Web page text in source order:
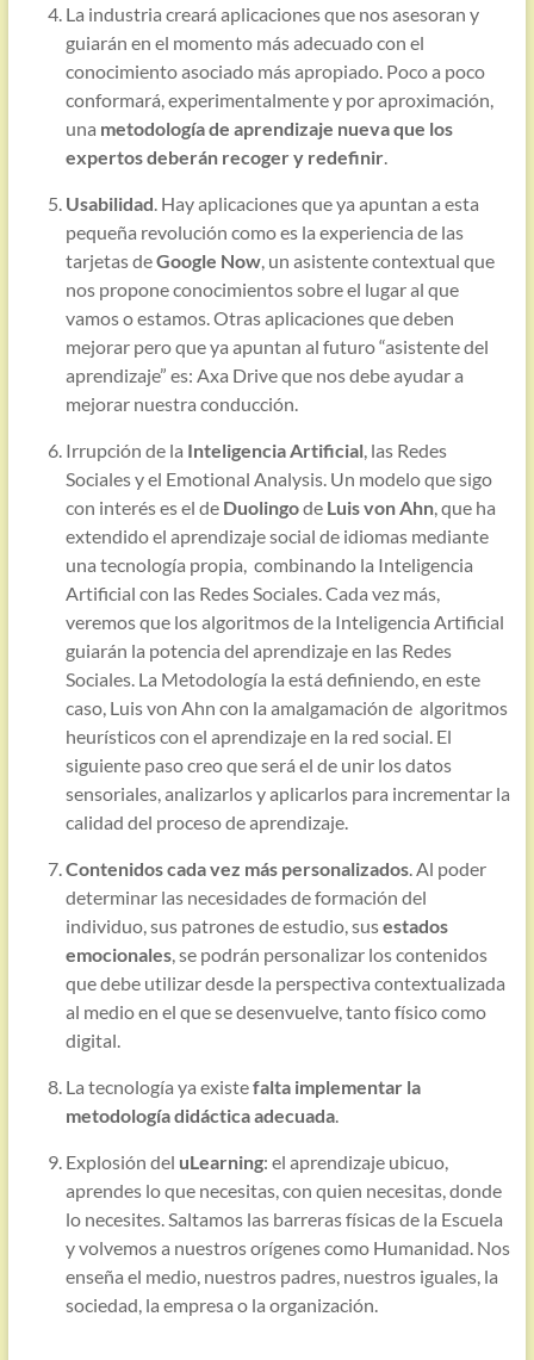
La industria creará aplicaciones que nos asesoran y
guiarán en el momento más adecuado con el
conocimiento asociado más apropiado. Poco a poco
conformará, experimentalmente y por aproximación,
una metodología de aprendizaje nueva que los
expertos deberán recoger y redefinir.
Usabilidad. Hay aplicaciones que ya apuntan a esta
pequeña revolución como es la experiencia de las
tarjetas deGoogle Now, un asistente contextual que
nos propone conocimientos sobre el lugar al que
vamos o estamos. Otras aplicaciones que deben
mejorar pero que ya apuntan al futuro “asistente del
aprendizaje” es: Axa Drive que nos debe ayudar a
mejorar nuestra conducción.
Irrupción de la Inteligencia Artificial, las Redes
Sociales y el Emotional Analysis. Un modelo que sigo
con interés es el de DuolingodeLuis von Ahn, que ha
extendido el aprendizaje social de idiomas mediante
una tecnología propia, combinando la Inteligencia
Artificial con las Redes Sociales. Cada vez más,
veremos que los algoritmos de la Inteligencia Artificial
guiarán la potencia del aprendizaje en las Redes
Sociales. La Metodología la está definiendo, en este
caso, Luis von Ahn con la amalgamación de algoritmos
heurísticos con el aprendizaje en la red social. El
siguiente paso creo que será el de unir los datos
sensoriales, analizarlos y aplicarlos para incrementar la
calidad del proceso de aprendizaje.
Contenidos cada vez más personalizados. Al poder
determinar las necesidades de formación del
individuo, sus patrones de estudio, susestados
emocionales, se podrán personalizar los contenidos
que debe utilizar desde la perspectiva contextualizada
al medio en el que se desenvuelve, tanto físico como
digital.
La tecnología ya existefalta implementar la
metodología didáctica adecuada.
Explosión del uLearning: el aprendizaje ubicuo,
aprendes lo que necesitas, con quien necesitas, donde
lo necesites. Saltamos las barreras físicas de la Escuela
y volvemos a nuestros orígenes como Humanidad. Nos
enseña el medio, nuestros padres, nuestros iguales, la
sociedad, la empresa o la organización.